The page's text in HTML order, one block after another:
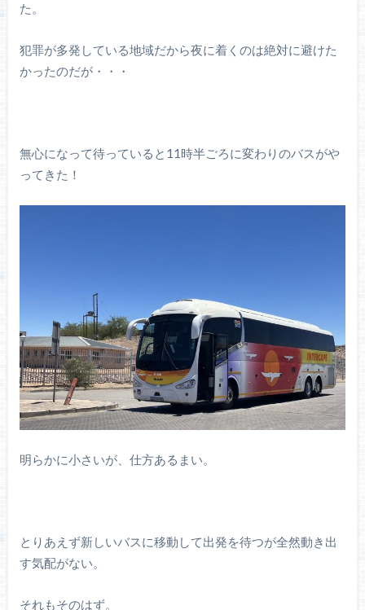
た。
犯罪が多発している地域だから夜に着くのは絶対に避けた
かったのだが・・・
無心になって待っていると11時半ごろに変わりのバスがや
ってきた！
明らかに小さいが、仕方あるまい。
とりあえず新しいバスに移動して出発を待つが全然動き出
す気配がない。
それもそのはず。